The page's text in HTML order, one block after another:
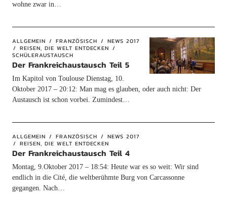
wohne zwar in…
ALLGEMEIN FRANZÖSISCH
NEWS 2017
REISEN, DIE WELT ENTDECKEN
SCHÜLERAUSTAUSCH
Der Frankreichaustausch Teil 5
Im Kapitol von Toulouse Dienstag, 10.
Oktober 2017 – 20:12: Man mag es glauben, oder auch nicht: Der
Austausch ist schon vorbei. Zumindest…
ALLGEMEIN FRANZÖSISCH
NEWS 2017
REISEN, DIE WELT ENTDECKEN
Der Frankreichaustausch Teil 4
Montag, 9.Oktober 2017 – 18:54: Heute war es so weit: Wir sind
endlich in die Cité, die weltberühmte Burg von Carcassonne
gegangen. Nach…